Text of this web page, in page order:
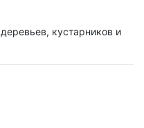
кустарников и